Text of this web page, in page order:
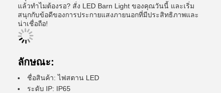
แล้วทําไมต้องรอ? สั่ง LED Barn Light ของคุณวันนี้ และเริ่ม
สนุกกับข้อดีของการประกายแสงภายนอกที่มีประสิทธิภาพและ
น่าเชื่อถือ!
ลักษณะ:
ชื่อสินค้า: ไฟสตาน LED
ระดับ IP: IP65